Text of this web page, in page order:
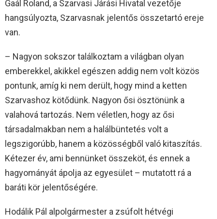
Gaál Roland, a Szarvasi Járási Hivatal vezetője
hangsúlyozta, Szarvasnak jelentős összetartó ereje
van.
– Nagyon sokszor találkoztam a világban olyan
emberekkel, akikkel egészen addig nem volt közös
pontunk, amíg ki nem derült, hogy mind a ketten
Szarvashoz kötődünk. Nagyon ősi ösztönünk a
valahová tartozás. Nem véletlen, hogy az ősi
társadalmakban nem a halálbüntetés volt a
legszigorúbb, hanem a közösségből való kitaszítás.
Kétezer év, ami bennünket összeköt, és ennek a
hagyományát ápolja az egyesület – mutatott rá a
baráti kör jelentőségére.
Hodálik Pál alpolgármester a zsúfolt hétvégi